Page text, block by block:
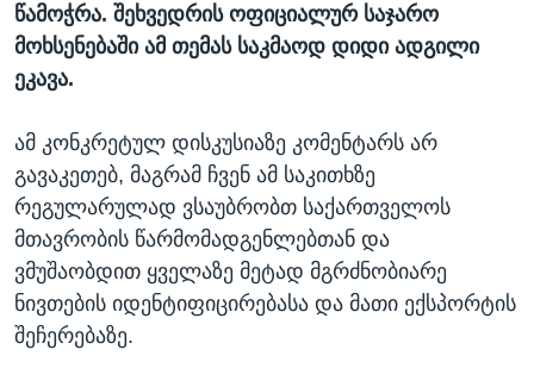
წამოჭრა. შეხვედრის ოფიციალურ საჯარო
მოხსენებაში ამ თემას საკმაოდ დიდი ადგილი
ეკავა.
ამ კონკრეტულ დისკუსიაზე კომენტარს არ
გავაკეთებ, მაგრამ ჩვენ ამ საკითხზე
რეგულარულად ვსაუბრობთ საქართველოს
მთავრობის წარმომადგენლებთან და
ვმუშაობდით ყველაზე მეტად მგრძნობიარე
ნივთების იდენტიფიცირებასა და მათი ექსპორტის
შეჩერებაზე.